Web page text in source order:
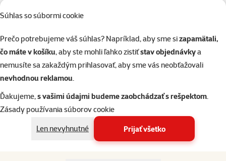
Súhlas so súbormi cookie
Prečo potrebujeme váš súhlas? Napríklad, aby sme sizapamätali,
čo máte v košíku, aby ste mohli ľahko zistiťstav objednávkya
nemusíte sa zakaždým prihlasovať, aby sme vás neobťažovali
nevhodnou reklamou.
Ďakujeme,s vašimi údajmi budeme zaobchádzať s rešpektom.
Zásady používania súborov cookie
Len nevyhnutné
Prijať všetko
Dog Fantasy
šróbovacia
cm 0,95 l